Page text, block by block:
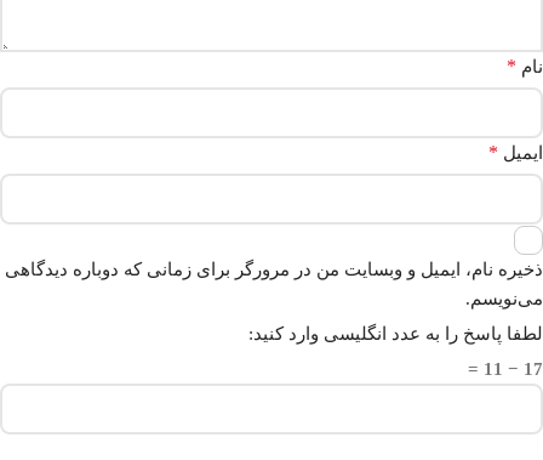
نام *
ایمیل *
ذخیره نام، ایمیل و وبسایت من در مرورگر برای زمانی که دوباره دیدگاهی
می‌نویسم.
لطفا پاسخ را به عدد انگلیسی وارد کنید:
17 − 11 =